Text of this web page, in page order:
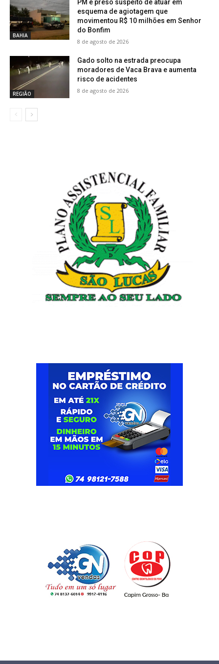
BAHIA
PM é preso suspeito de atuar em
esquema de agiotagem que
movimentou R$ 10 milhões em Senhor
do Bonfim
8 de agosto de 2026
REGIÃO
Gado solto na estrada preocupa
moradores de Vaca Brava e aumenta
risco de acidentes
8 de agosto de 2026